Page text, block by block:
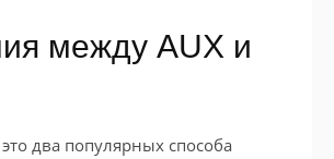
между AUX и
два популярных способа